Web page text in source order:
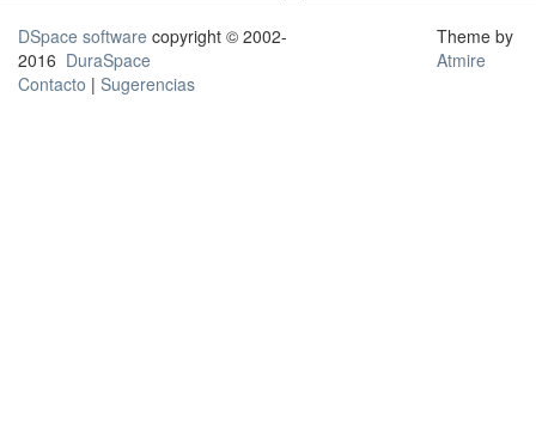
DSpace software copyright © 2002-
2016 DuraSpace
Contacto | Sugerencias
Theme by
Atmire